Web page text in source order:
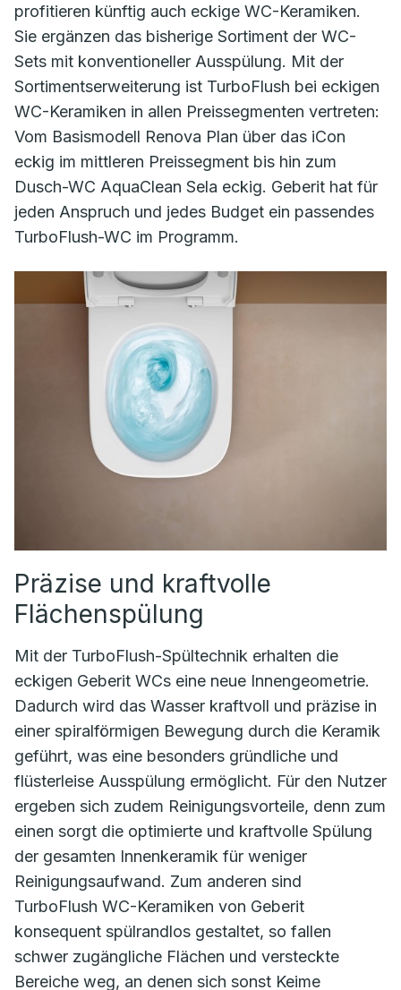
profitieren künftig auch eckige WC-Keramiken.
Sie ergänzen das bisherige Sortiment der WC-
Sets mit konventioneller Ausspülung. Mit der
Sortimentserweiterung ist TurboFlush bei eckigen
WC-Keramiken in allen Preissegmenten vertreten:
Vom Basismodell Renova Plan über das iCon
eckig im mittleren Preissegment bis hin zum
Dusch-WC AquaClean Sela eckig. Geberit hat für
jeden Anspruch und jedes Budget ein passendes
TurboFlush-WC im Programm.
Präzise und kraftvolle
Flächenspülung
Mit der TurboFlush-Spültechnik erhalten die
eckigen Geberit WCs eine neue Innengeometrie.
Dadurch wird das Wasser kraftvoll und präzise in
einer spiralförmigen Bewegung durch die Keramik
geführt, was eine besonders gründliche und
flüsterleise Ausspülung ermöglicht. Für den Nutzer
ergeben sich zudem Reinigungsvorteile, denn zum
einen sorgt die optimierte und kraftvolle Spülung
der gesamten Innenkeramik für weniger
Reinigungsaufwand. Zum anderen sind
TurboFlush WC-Keramiken von Geberit
konsequent spülrandlos gestaltet, so fallen
schwer zugängliche Flächen und versteckte
Bereiche weg, an denen sich sonst Keime